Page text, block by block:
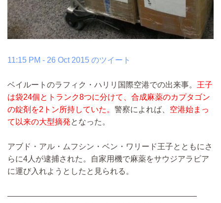
11:15 PM - 26 Oct 2015 のツイート
ベイルートのラフィク・ハリリ国際空港での出来事。 王子
は袋24個とトランク8つに分けて、合成麻薬のカプタゴン
の錠剤を2トン所持していた。 警察によれば、 空港始まっ
て以来の大型摘発となった。
アブド・アル・ムフシン・ベン・ワリード王子とともにさ
らに4人が逮捕された。自家用機で麻薬をサウジアラビア
に運び入れようとしたと見られる。
――――――――――――――――――――――――